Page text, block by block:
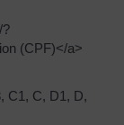
?
(CPF)</a>
C1, C, D1, D,